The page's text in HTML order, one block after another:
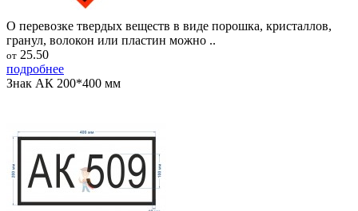
О перевозке твердых веществ в виде порошка, кристаллов,
гранул, волокон или пластин можно ..
от 25.50
подробнее
Знак АК 200*400 мм